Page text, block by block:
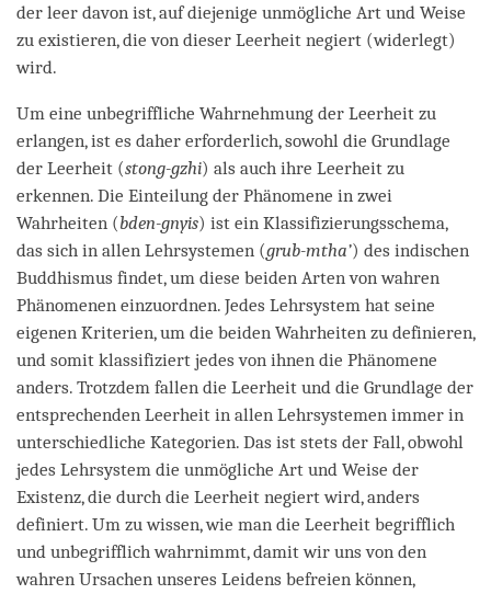
der leer davon ist, auf diejenige unmögliche Art und Weise
zu existieren, die von dieser Leerheit negiert (widerlegt)
wird.
Um eine unbegriffliche Wahrnehmung der Leerheit zu
erlangen, ist es daher erforderlich, sowohl die Grundlage
der Leerheit (stong-gzhi) als auch ihre Leerheit zu
erkennen. Die Einteilung der Phänomene in zwei
Wahrheiten (bden-gnyis) ist ein Klassifizierungsschema,
das sich in allen Lehrsystemen (grub-mtha’) des indischen
Buddhismus findet, um diese beiden Arten von wahren
Phänomenen einzuordnen. Jedes Lehrsystem hat seine
eigenen Kriterien, um die beiden Wahrheiten zu definieren,
und somit klassifiziert jedes von ihnen die Phänomene
anders. Trotzdem fallen die Leerheit und die Grundlage der
entsprechenden Leerheit in allen Lehrsystemen immer in
unterschiedliche Kategorien. Das ist stets der Fall, obwohl
jedes Lehrsystem die unmögliche Art und Weise der
Existenz, die durch die Leerheit negiert wird, anders
definiert. Um zu wissen, wie man die Leerheit begrifflich
und unbegrifflich wahrnimmt, damit wir uns von den
wahren Ursachen unseres Leidens befreien können,